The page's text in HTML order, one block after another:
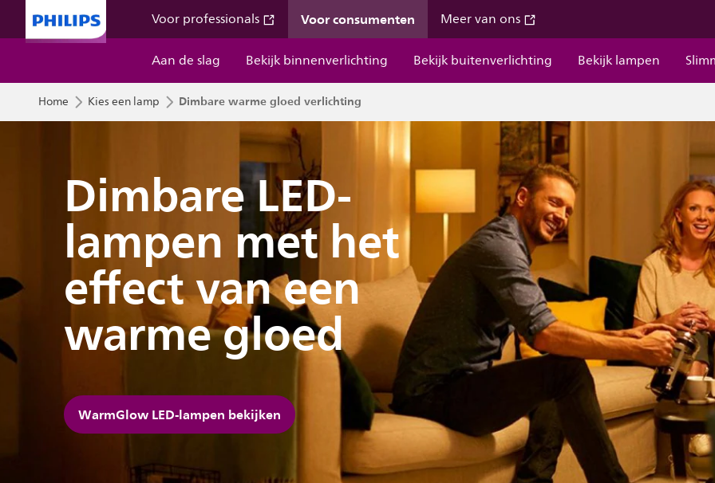
Voor professionals Voor consumenten
Meer van ons
Aan de slag
Bekijk binnenverlichting Bekijk buitenverlichting Bekijk lampen
Home Kies een lamp Dimbare warme gloed verlichting
Dimbare LED-
lampen met het
effect van een
warme gloed
WarmGlow LED-lampen bekijken